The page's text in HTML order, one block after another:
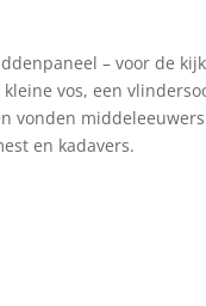
– voor de
vos, een
vonden
en kadavers.